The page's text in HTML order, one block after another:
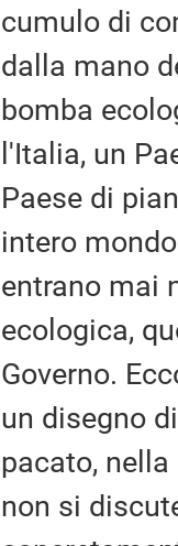
cumulo di
dalla mano
bomba
l'Italia, un
Paese di
intero
entrano mai
ecologica,
Governo.
un disegno
pacato,
non si